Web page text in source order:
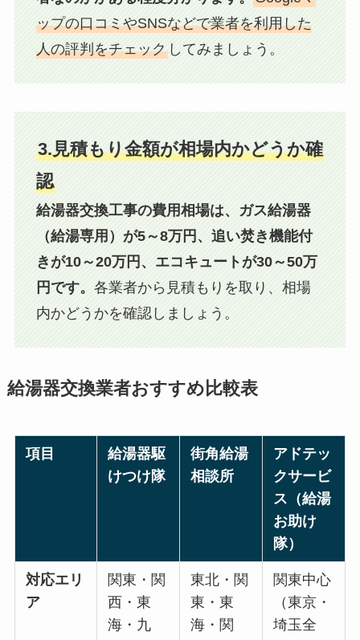
ップの口コミやSNSなどで業者を利用した
人の評判をチェックしてみましょう。
3.見積もり金額が相場内かどうか確
認
給湯器交換工事の費用相場は、ガス給湯器
（給湯専用）が5～8万円、追い焚き機能付
きが10～20万円、エコキュートが30～50万
円です。 各業者から見積もりを取り、相場
内かどうかを確認しましょう。
給湯器交換業者おすすめ比較表
項目
給湯器駆
けつけ隊
街角給湯
相談所
アドテッ
クサービ
ス（給湯
お助け
隊）
対応エリ
ア
関東・関
西・東
海・九
東北・関
東・東
海・関
関東中心
（東京・
埼玉全